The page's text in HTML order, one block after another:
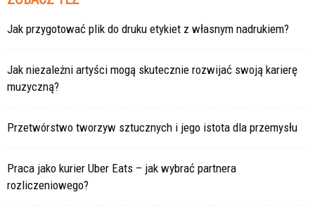
Jak przygotować plik do druku etykiet z własnym nadrukiem?
Jak niezależni artyści mogą skutecznie rozwijać swoją karierę
muzyczną?
Przetwórstwo tworzyw sztucznych i jego istota dla przemysłu
Praca jako kurier Uber Eats – jak wybrać partnera
rozliczeniowego?